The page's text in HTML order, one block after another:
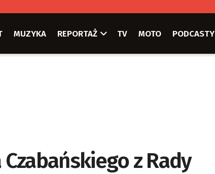
MUZYKA REPORTAŻ TV MOTO PODCASTY
z Rady